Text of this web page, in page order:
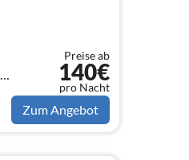
Preise ab
140€
pro Nacht
Zum Angebot